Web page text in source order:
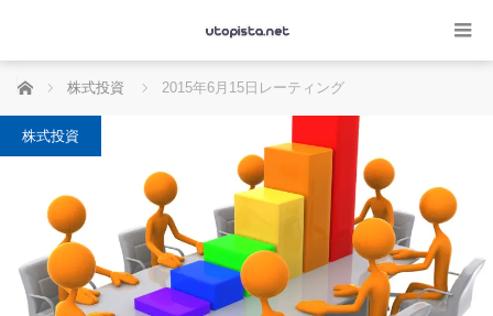
ホーム 株式投資 2015年6月15日レーティング
株式投資